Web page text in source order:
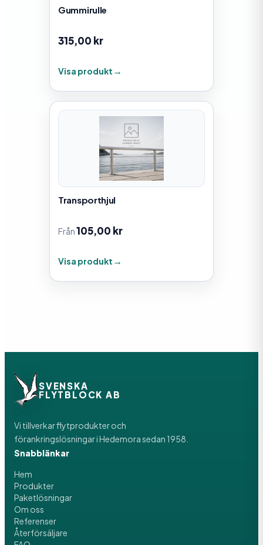
Gummirulle
315,00 kr
Visa produkt
Transporthjul
Från105,00 kr
Visa produkt
SVENSKA
FLYTBLOCK AB
Vi tillverkar flytprodukter och
förankringslösningar i Hedemora sedan 1958.
Snabblänkar
Hem
Produkter
Paketlösningar
Om oss
Referenser
Återförsäljare